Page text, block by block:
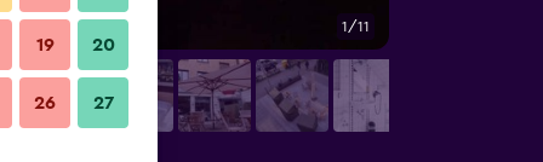
1/11
19 20
26 27